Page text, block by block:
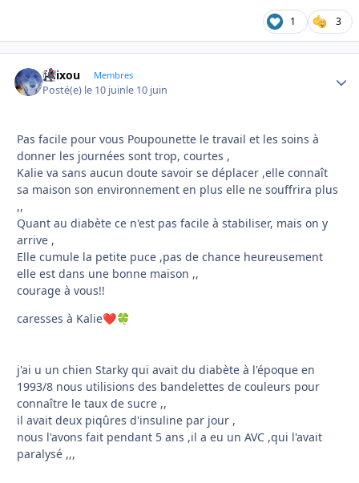
1 3
felixou Membres
Posté(e) le 10 juinle 10 juin
Pas facile pour vous Poupounette le travail et les soins à
donner les journées sont trop, courtes ,
Kalie va sans aucun doute savoir se déplacer ,elle connaît
sa maison son environnement en plus elle ne souffrira plus
,,
Quant au diabète ce n'est pas facile à stabiliser, mais on y
arrive ,
Elle cumule la petite puce ,pas de chance heureusement
elle est dans une bonne maison ,,
courage à vous!!
caresses à Kalie❤️🍀
j'ai u un chien Starky qui avait du diabète à l'époque en
1993/8 nous utilisions des bandelettes de couleurs pour
connaître le taux de sucre ,,
il avait deux piqûres d'insuline par jour ,
nous l'avons fait pendant 5 ans ,il a eu un AVC ,qui l'avait
paralysé ,,,